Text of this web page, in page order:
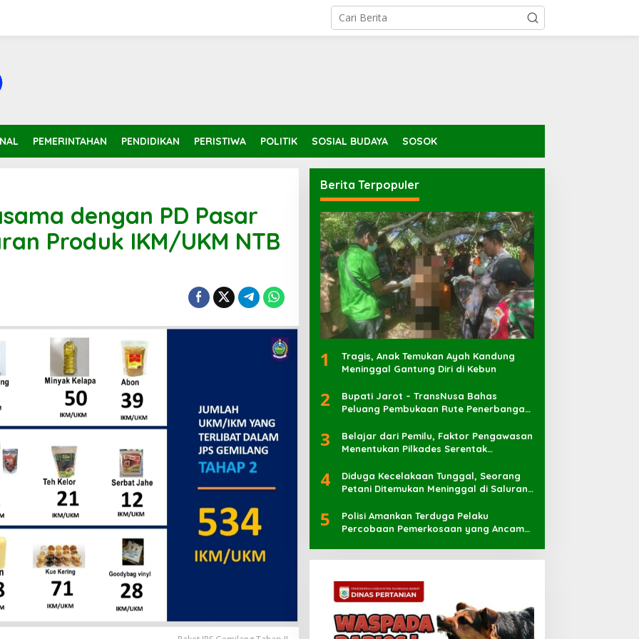
PEMERINTAHAN PENDIDIKAN PERISTIWA POLITIK SOSIAL BUDAYA SOSOK
dengan PD Pasar
Produk IKM/UKM NTB
Berita Terpopuler
1
Tragis, Anak Temukan Ayah Kandung
Meninggal Gantung Diri di Kebun
2
Bupati Jarot – TransNusa Bahas
Peluang Pembukaan Rute Penerbangan
Kaharuddin
3
Belajar dari Pemilu, Faktor Pengawasan
Menentukan Pilkades Serentak
4
Diduga Kecelakaan Tunggal, Seorang
Petani Ditemukan Meninggal di Saluran
5
Polisi Amankan Terduga Pelaku
Percobaan Pemerkosaan yang Ancam